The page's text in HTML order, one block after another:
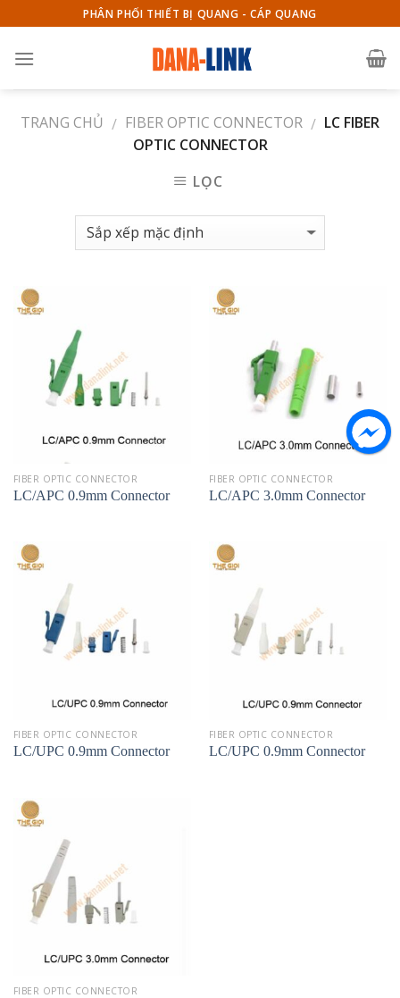
to
content
PHÂN PHỐI THIẾT BỊ QUANG - CÁP QUANG
TRANG CHỦ / FIBER OPTIC CONNECTOR / LC FIBER
OPTIC CONNECTOR
LỌC
FIBER OPTIC CONNECTOR
LC/APC 0.9mm Connector
FIBER OPTIC CONNECTOR
LC/APC 3.0mm Connector
FIBER OPTIC CONNECTOR
LC/UPC 0.9mm Connector
FIBER OPTIC CONNECTOR
LC/UPC 0.9mm Connector
FIBER OPTIC CONNECTOR